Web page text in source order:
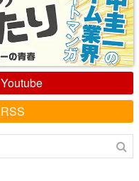
Youtube
RSS